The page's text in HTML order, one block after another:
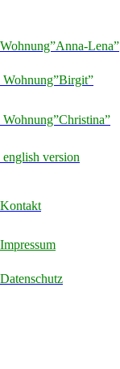
Wohnung”Anna-Lena”
Wohnung”Birgit”
Wohnung”Christina”
english version
Kontakt
Impressum
Datenschutz